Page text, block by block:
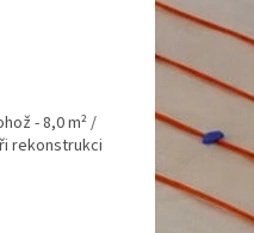
- 8,0 m² /
rekonstrukci